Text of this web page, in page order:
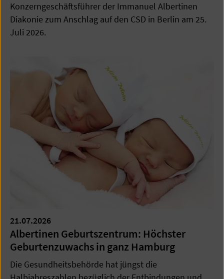
Konzerngeschäftsführer der Immanuel Albertinen
Diakonie zum Anschlag auf den CSD in Berlin am 25.
Juli 2026.
21.07.2026
Albertinen Geburtszentrum: Höchster
Geburtenzuwachs in ganz Hamburg
Die Gesundheitsbehörde hat jüngst die